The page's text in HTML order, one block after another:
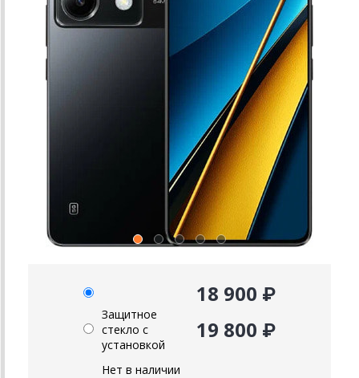
18 900 ₽
Защитное
стекло с
установкой
19 800 ₽
Нет в наличии